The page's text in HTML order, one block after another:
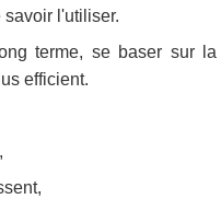
savoir l'utiliser.
terme, se baser sur la
efficient.